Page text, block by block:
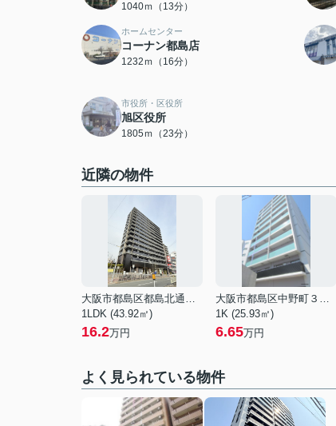
1040ｍ（13分）
ホームセンター
コーナン都島店
1232ｍ（16分）
市役所・区役所
旭区役所
1805ｍ（23分）
近隣の物件
大阪市都島区都島北通１丁目
1LDK (43.92㎡)
16.2万円
大阪市都島区中野町３丁目
1K (25.93㎡)
6.65万円
よく見られている物件